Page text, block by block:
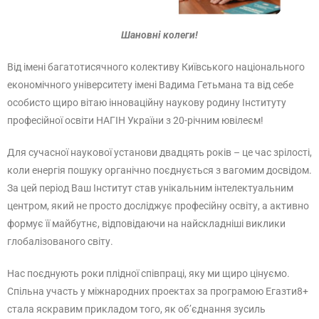
Шановні колеги!
Від імені багатотисячного колективу Київського національного
економічного університету імені Вадима Гетьмана та від себе
особисто щиро вітаю інноваційну наукову родину Інституту
професійної освіти НАГІН України з 20-річним ювілеєм!
Для сучасної наукової установи двадцять років – це час зрілості,
коли енергія пошуку органічно поєднується з вагомим досвідом.
За цей період Ваш Інститут став унікальним інтелектуальним
центром, який не просто досліджує професійну освіту, а активно
формує її майбутнє, відповідаючи на найскладніші виклики
глобалізованого світу.
Нас поєднують роки плідної співпраці, яку ми щиро цінуємо.
Спільна участь у міжнародних проектах за програмою Егазти8+
стала яскравим прикладом того, як об’єднання зусиль